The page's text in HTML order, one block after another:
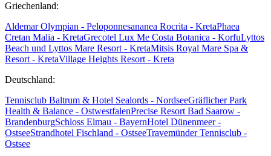
Griechenland:
Aldemar Olympian - Peloponnesananea Rocrita - KretaPhaea
Cretan Malia - KretaGrecotel Lux Me Costa Botanica - KorfuLyttos
Beach und Lyttos Mare Resort - KretaMitsis Royal Mare Spa &
Resort - KretaVillage Heights Resort - Kreta
Deutschland:
Tennisclub Baltrum & Hotel Sealords - NordseeGräflicher Park
Health & Balance - OstwestfalenPrecise Resort Bad Saarow -
BrandenburgSchloss Elmau - BayernHotel Dünenmeer -
OstseeStrandhotel Fischland - OstseeTravemünder Tennisclub -
Ostsee